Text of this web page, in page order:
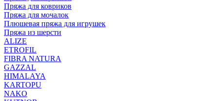
Пряжа для ковриков
Пряжа для мочалок
Плюшевая пряжа для игрушек
Пряжа из шерсти
ALIZE
ETROFIL
FIBRA NATURA
GAZZAL
HIMALAYA
KARTOPU
NAKO